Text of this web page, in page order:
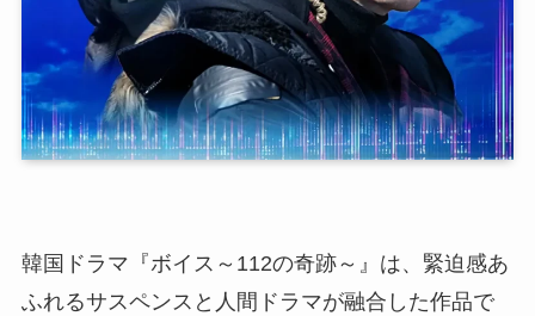
韓国ドラマ『ボイス～112の奇跡～』は、緊迫感あ
ふれるサスペンスと人間ドラマが融合した作品で